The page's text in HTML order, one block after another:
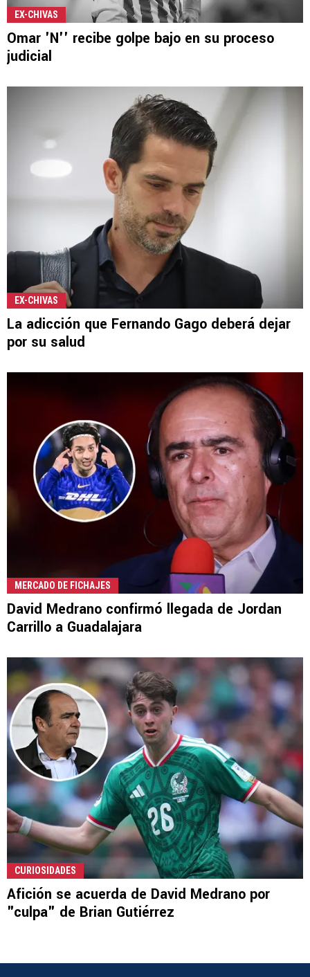
EX-CHIVAS
Omar 'N'' recibe golpe bajo en su proceso
judicial
EX-CHIVAS
La adicción que Fernando Gago deberá dejar
por su salud
MERCADO DE FICHAJES
David Medrano confirmó llegada de Jordan
Carrillo a Guadalajara
CURIOSIDADES
Afición se acuerda de David Medrano por
"culpa" de Brian Gutiérrez